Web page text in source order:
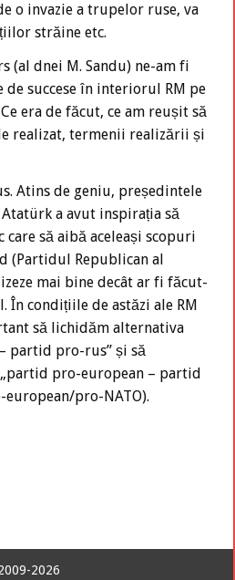
o invazie a trupelor ruse, va
străine etc.
(al dnei M. Sandu) ne-am fi
succese în interiorul RM pe
era de făcut, ce am reușit să
realizat, termenii realizării și
Atins de geniu, președintele
a avut inspirația să
să aibă aceleași scopuri
Republican al
mai bine decât ar fi făcut-
În condițiile de astăzi ale RM
să lichidăm alternativa
partid pro-rus” și să
pro-european – partid
pro-NATO).
2026